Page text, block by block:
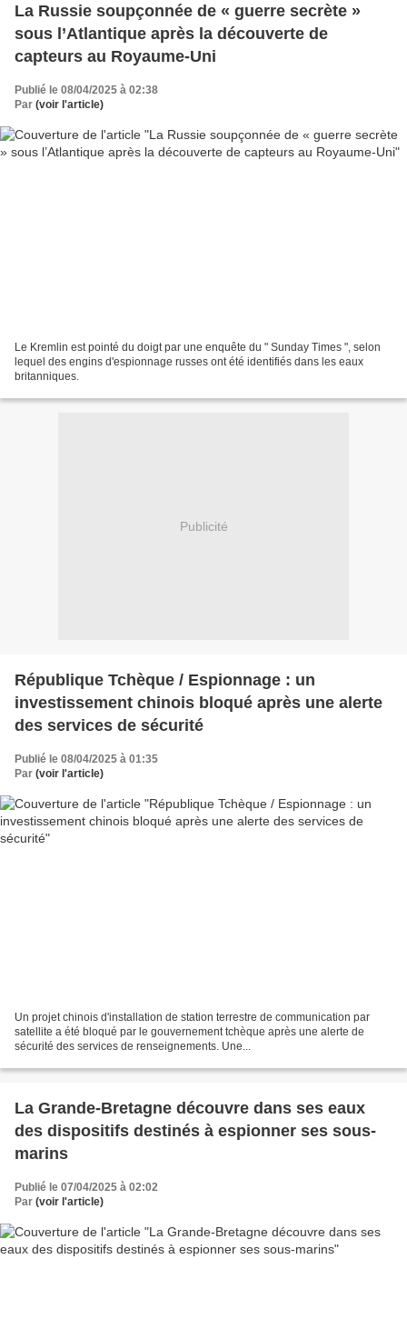
La Russie soupçonnée de « guerre secrète »
sous l’Atlantique après la découverte de
capteurs au Royaume-Uni
Publié le 08/04/2025 à 02:38
Par (voir l'article)
Le Kremlin est pointé du doigt par une enquête du " Sunday Times ", selon
lequel des engins d'espionnage russes ont été identifiés dans les eaux
britanniques.
Publicité
République Tchèque / Espionnage : un
investissement chinois bloqué après une alerte
des services de sécurité
Publié le 08/04/2025 à 01:35
Par (voir l'article)
Un projet chinois d'installation de station terrestre de communication par
satellite a été bloqué par le gouvernement tchèque après une alerte de
sécurité des services de renseignements. Une...
La Grande-Bretagne découvre dans ses eaux
des dispositifs destinés à espionner ses sous-
marins
Publié le 07/04/2025 à 02:02
Par (voir l'article)